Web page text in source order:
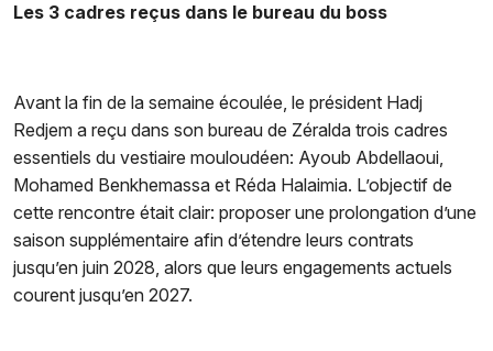
Les 3 cadres reçus dans le bureau du boss
Avant la fin de la semaine écoulée, le président Hadj
Redjem a reçu dans son bureau de Zéralda trois cadres
essentiels du vestiaire mouloudéen: Ayoub Abdellaoui,
Mohamed Benkhemassa et Réda Halaimia. L’objectif de
cette rencontre était clair: proposer une prolongation d’une
saison supplémentaire afin d’étendre leurs contrats
jusqu’en juin 2028, alors que leurs engagements actuels
courent jusqu’en 2027.